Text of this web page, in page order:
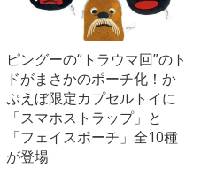
ピングーの“トラウマ回”のト
ドがまさかのポーチ化！か
ぷえぼ限定カプセルトイに
「スマホストラップ」と
「フェイスポーチ」全10種
が登場